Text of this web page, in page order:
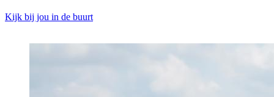
Kijk bij jou in de buurt